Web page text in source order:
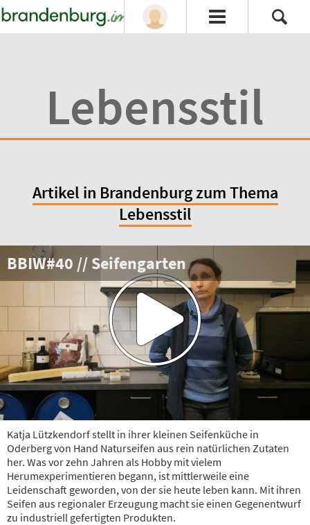
Lebensstil
Artikel in Brandenburg zum Thema
Lebensstil
BBIW#40 // Seifengarten
Katja Lützkendorf stellt in ihrer kleinen Seifenküche in
Oderberg von Hand Naturseifen aus rein natürlichen Zutaten
her. Was vor zehn Jahren als Hobby mit vielem
Herumexperimentieren begann, ist mittlerweile eine
Leidenschaft geworden, von der sie heute leben kann. Mit ihren
Seifen aus regionaler Erzeugung macht sie einen Gegenentwurf
zu industriell gefertigten Produkten.